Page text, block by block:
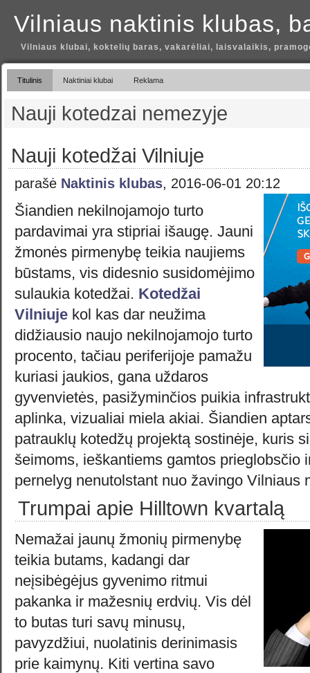
Vilniaus naktinis klubas,
Vilniaus klubai, koktelių baras, vakarėliai, laisvalaikis,
Titulinis Naktiniai klubai Reklama
Nauji kotedzai nemezyje
Nauji kotedžai Vilniuje
parašė Naktinis klubas, 2016-06-01 20:12
Šiandien nekilnojamojo turto
pardavimai yra stipriai išaugę. Jauni
žmonės pirmenybę teikia naujiems
būstams, vis didesnio susidomėjimo
sulaukia kotedžai. Kotedžai
Vilniuje kol kas dar neužima
didžiausio naujo nekilnojamojo turto
procento, tačiau periferijoje pamažu
kuriasi jaukios, gana uždaros
gyvenvietės, pasižyminčios puikia
aplinka, vizualiai miela akiai. Šiandien
patrauklų kotedžų projektą sostinėje, kuris
šeimoms, ieškantiems gamtos prieglobsčio
pernelyg nenutolstant nuo žavingo Vilniaus
Trumpai apie Hilltown kvartalą
Nemažai jaunų žmonių pirmenybę
teikia butams, kadangi dar
neįsibėgėjus gyvenimo ritmui
pakanka ir mažesnių erdvių. Vis dėl
to butas turi savų minusų,
pavyzdžiui, nuolatinis derinimasis
prie kaimynų. Kiti vertina savo